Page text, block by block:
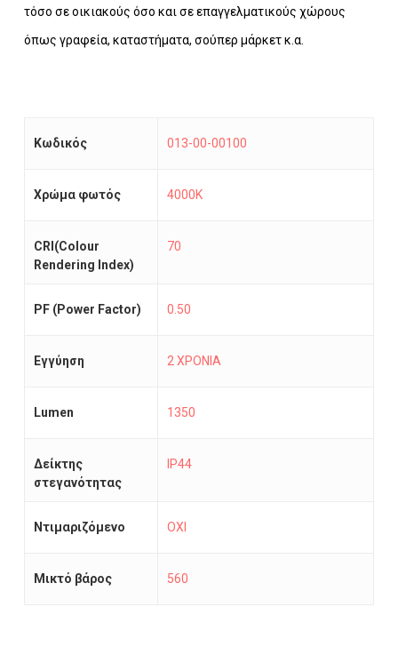
τόσο σε οικιακούς όσο και σε επαγγελματικούς χώρους
όπως γραφεία, καταστήματα, σούπερ μάρκετ κ.α.
Κωδικός 013-00-00100
Χρώμα φωτός 4000K
CRI(Colour
Rendering Index)
70
PF (Power Factor) 0.50
Εγγύηση 2 ΧΡΟΝΙΑ
Lumen 1350
Δείκτης
στεγανότητας
IP44
Ντιμαριζόμενο ΟΧΙ
Μικτό βάρος 560